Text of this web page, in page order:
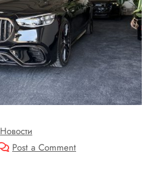
Новости
Post a Comment